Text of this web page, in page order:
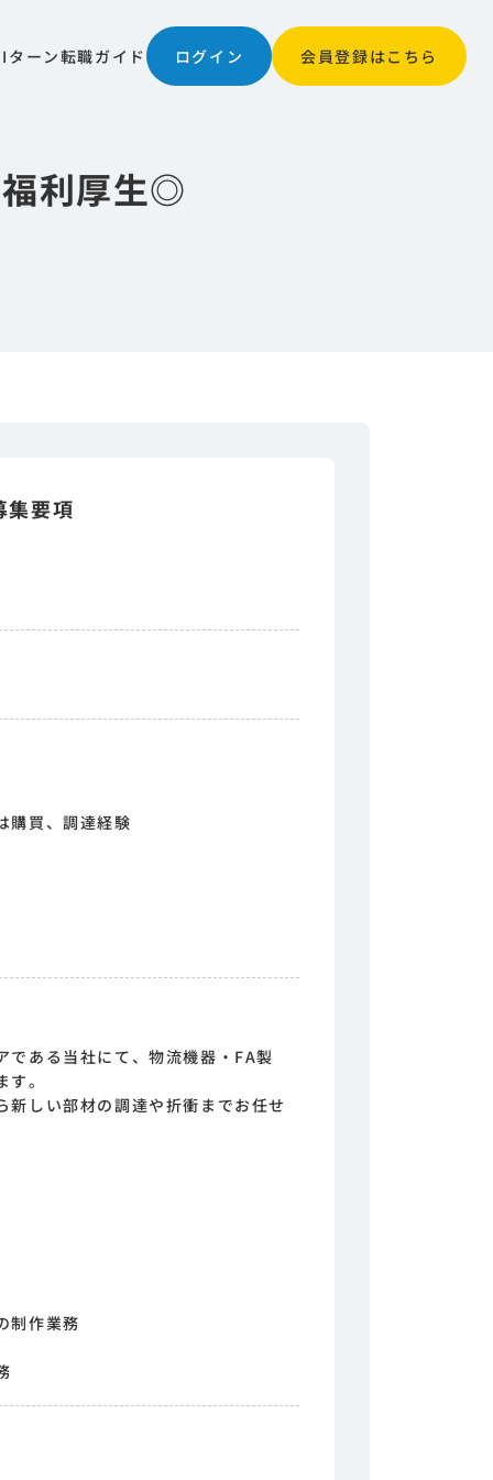
利厚生◎
ターン転職ガイド ログイン 会員登録はこちら
集要項
購買、調達経験
である当社にて、物流機器・FA製
。
新しい部材の調達や折衝までお任せ
制作業務